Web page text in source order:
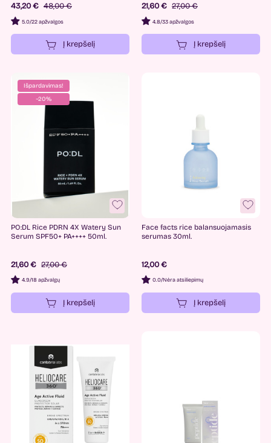
43,20 € 48,00 €
5.0/22 apžvalgos
Į krepšelį
21,60 € 27,00 €
4.8/33 apžvalgos
Į krepšelį
Išpardavimas!
−20%
PO:DL Rice PDRN 4X Watery Sun
Serum SPF50+ PA++++ 50ml.
21,60 € 27,00 €
4.9/18 apžvalgų
Į krepšelį
Face facts rice balansuojamasis
serumas 30ml.
12,00 €
0.0/Nėra atsiliepimų
Į krepšelį